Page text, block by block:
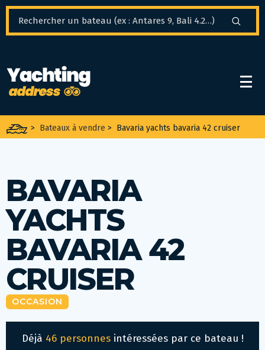
> Bateaux à vendre > Bavaria yachts bavaria 42 cruiser
BAVARIA
YACHTS
BAVARIA 42
CRUISER
OCCASION
Déjà 46 personnesintéressées par ce bateau !
Panneau de gestion des cookies